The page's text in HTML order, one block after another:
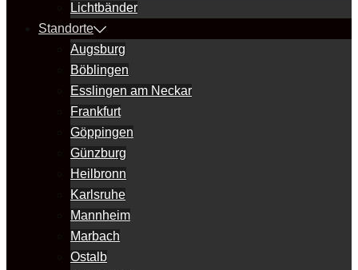
Lichtbänder
Standorte
Augsburg
Böblingen
Esslingen am Neckar
Frankfurt
Göppingen
Günzburg
Heilbronn
Karlsruhe
Mannheim
Marbach
Ostalb